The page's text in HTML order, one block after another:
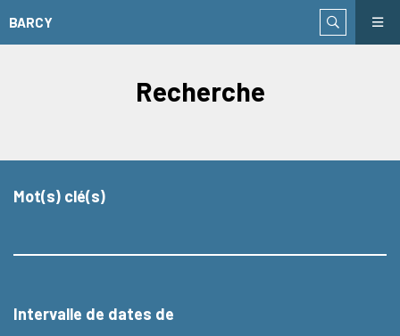
BARCY
Recherche
Mot(s) clé(s)
Intervalle de dates de